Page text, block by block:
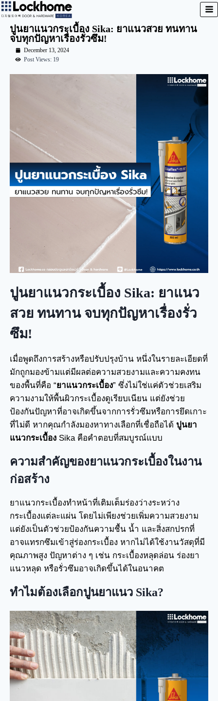
ปูนยาแนวกระเบื้อง Sika: ยาแนวสวย ทนทาน
จบทุกปัญหาเรื่องรั่วซึม!
December 13, 2024
Post Views: 19
ปูนยาแนวกระเบื้อง Sika: ยาแนว
สวย ทนทาน จบทุกปัญหาเรื่องรั่ว
ซึม!
เมื่อพูดถึงการสร้างหรือปรับปรุงบ้าน หนึ่งในรายละเอียดที่
มักถูกมองข้ามแต่มีผลต่อความสวยงามและความคงทน
ของพื้นที่คือ “ยาแนวกระเบื้อง” ซึ่งไม่ใช่แค่ตัวช่วยเสริม
ความงามให้พื้นผิวกระเบื้องดูเรียบเนียน แต่ยังช่วย
ป้องกันปัญหาที่อาจเกิดขึ้นจากการรั่วซึมหรือการยึดเกาะ
ที่ไม่ดี หากคุณกำลังมองหาทางเลือกที่เชื่อถือได้ ปูนยา
แนวกระเบื้อง Sika คือคำตอบที่สมบูรณ์แบบ
ความสำคัญของยาแนวกระเบื้องในงาน
ก่อสร้าง
ยาแนวกระเบื้องทำหน้าที่เติมเต็มร่องว่างระหว่าง
กระเบื้องแต่ละแผ่น โดยไม่เพียงช่วยเพิ่มความสวยงาม
แต่ยังเป็นตัวช่วยป้องกันความชื้น น้ำ และสิ่งสกปรกที่
อาจแทรกซึมเข้าสู่ร่องกระเบื้อง หากไม่ได้ใช้งานวัสดุที่มี
คุณภาพสูง ปัญหาต่าง ๆ เช่น กระเบื้องหลุดล่อน ร่องยา
แนวหลุด หรือรั่วซึมอาจเกิดขึ้นได้ในอนาคต
ทำไมต้องเลือกปูนยาแนว Sika?